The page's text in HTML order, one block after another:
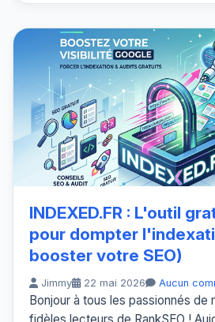
INDEXED.FR : L'outil
pour dompter
booster votre SEO)
Jimmy 22 mai 2026 Aucun
Bonjour à tous les passionnés